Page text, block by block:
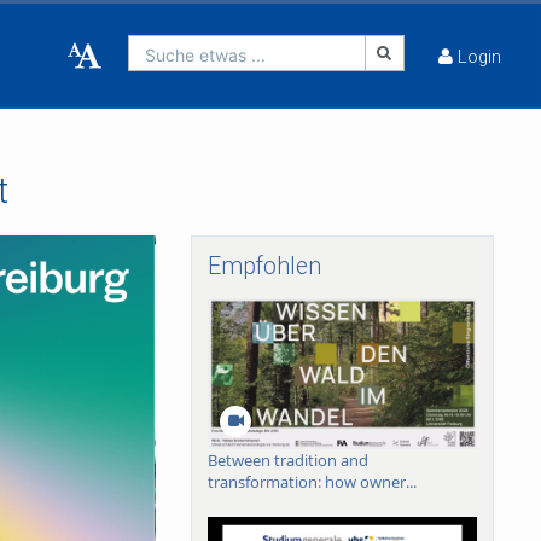
Suche etwas ... Login
Empfohlen
Between tradition and
transformation: how owner...